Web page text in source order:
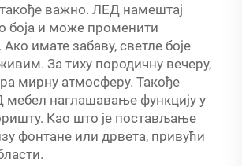
важно. ЛЕД намештај
боја и може променити
имате забаву, светле боје
За тиху породичну вечеру,
мирну атмосферу. Такође
мебел наглашавање функцију у
Као што је постављање
фонтане или дрвета, привући